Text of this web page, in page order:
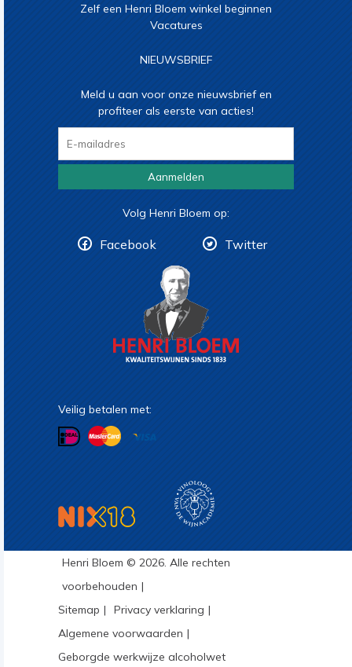
Zelf een Henri Bloem winkel beginnen
Vacatures
NIEUWSBRIEF
Meld u aan voor onze nieuwsbrief en
profiteer als eerste van acties!
Aanmelden
Volg Henri Bloem op:
Facebook Twitter
Veilig betalen met:
Henri Bloem © 2026. Alle rechten
voorbehouden
Sitemap
Privacy verklaring
Algemene voorwaarden
Geborgde werkwijze alcoholwet